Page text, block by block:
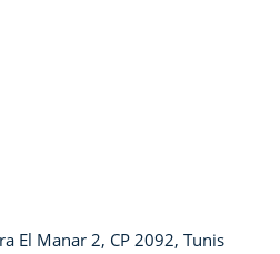
El Manar 2, CP 2092, Tunis